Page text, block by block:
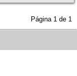
Página 1 de 1